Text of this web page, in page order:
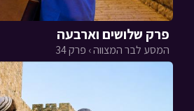
פרק שלושים וארבעה
המסע לבר המצווה › פרק 34